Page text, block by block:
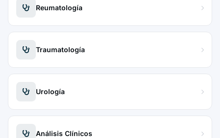
Reumatología
Traumatología
Urología
Análisis Clínicos